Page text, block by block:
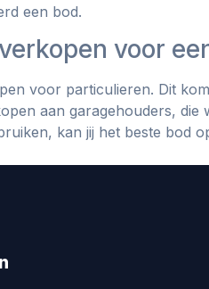
een bod.
voor
voor particulieren. Dit
aan garagehouders,
kan jij het beste bod